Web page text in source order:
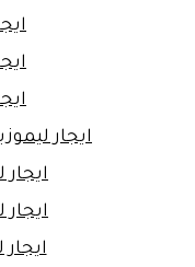
ايجار
ايجار
ايجار